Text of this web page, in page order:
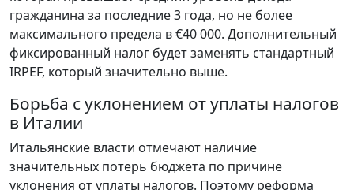
гражданина за последние 3 года, но не более
максимального предела в €40 000. Дополнительный
фиксированный налог будет заменять стандартный
IRPEF, который значительно выше.
Борьба с уклонением от уплаты налогов
в Италии
Итальянские власти отмечают наличие
значительных потерь бюджета по причине
уклонения от уплаты налогов. Поэтому реформа